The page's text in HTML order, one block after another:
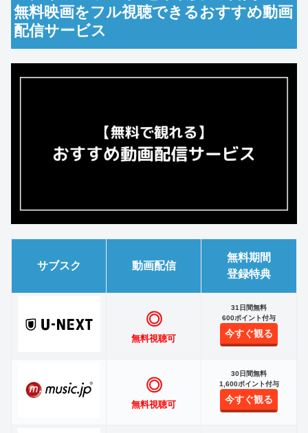
無料映画をフル視聴できるおすすめ動画
配信サービス
サブスク 動画配信
無料期間
登録特典
◎
無料視聴可
31日間無料
600ポイント付与
今すぐ観る
◎
無料視聴可
30日間無料
1,600ポイント付与
今すぐ観る